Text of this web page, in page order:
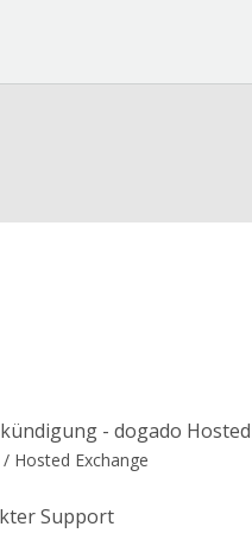
- dogado Hosted
/ Hosted Exchange
Support